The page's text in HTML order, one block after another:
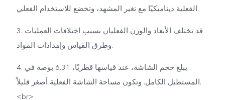
الفعلية ديناميكيًا مع تغير المشهد، وتخضع للاستخدام الفعلي.
3. قد تختلف الأبعاد والوزن الفعليان بسبب اختلافات العمليات
وطرق القياس وإمدادات المواد.
4. يبلغ حجم الشاشة، عند قياسها قطريًا، 6.31 بوصة في
المستطيل الكامل. وتكون مساحة الشاشة الفعلية أصغر قليلاً.
<br>